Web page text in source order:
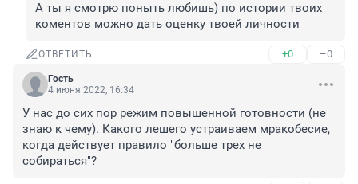
А ты я смотрю поныть любишь) по истории твоих
коментов можно дать оценку твоей личности
ОТВЕТИТЬ +0 –0
Гость
4 июня 2022, 16:34
У нас до сих пор режим повышенной готовности (не
знаю к чему). Какого лешего устраиваем мракобесие,
когда действует правило "больше трех не
собираться"?